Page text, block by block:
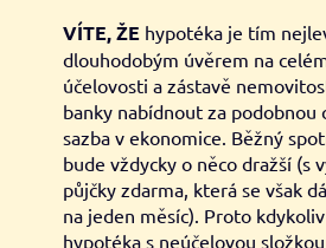
VÍTE, ŽE hypotéka je tím
dlouhodobým úvěrem na
účelovosti a zástavě
banky nabídnout za podobnou
sazba v ekonomice. Běžný
bude vždycky o něco dražší (s
půjčky zdarma, která se však
na jeden měsíc). Proto
hypotéka s neúčelovou